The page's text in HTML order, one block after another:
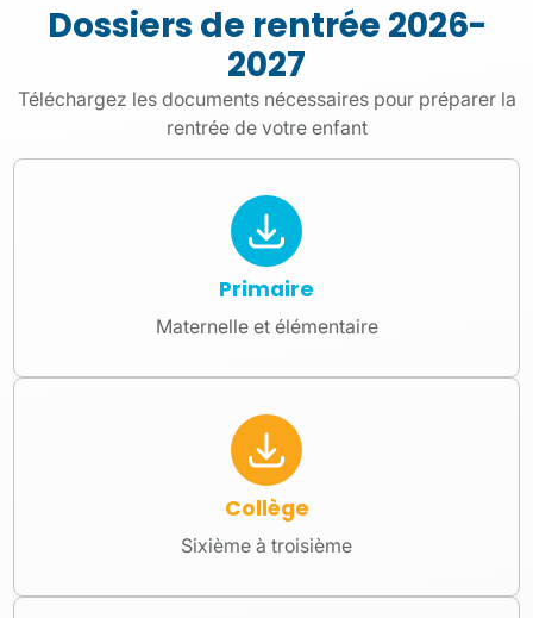
Dossiers de rentrée 2026-
2027
Téléchargez les documents nécessaires pour préparer la
rentrée de votre enfant
Primaire
Maternelle et élémentaire
Collège
Sixième à troisième